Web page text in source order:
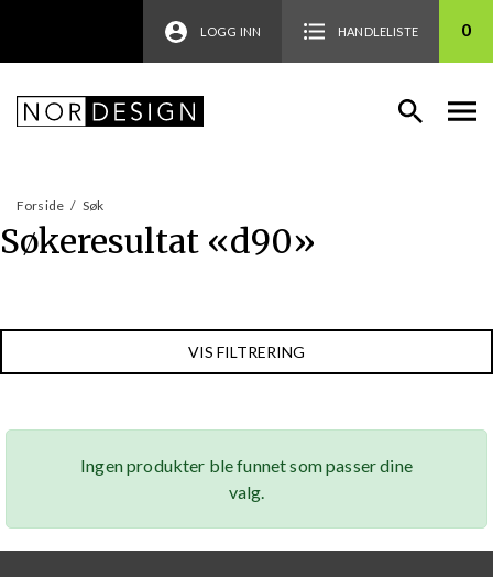
LOGG INN HANDLELISTE 0
Forside / Søk
Søkeresultat «d90»
VIS FILTRERING
Ingen produkter ble funnet som passer dine
valg.